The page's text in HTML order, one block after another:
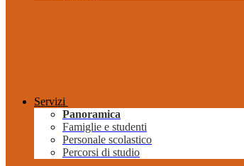
Servizi
Panoramica
Famiglie e studenti
Personale scolastico
Percorsi di studio